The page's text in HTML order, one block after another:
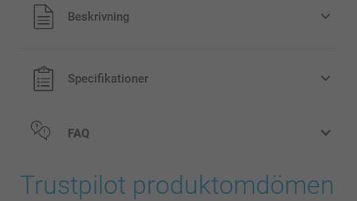
Alla priser är i svenska kronor (SEK), inklusive moms och
exklusive porto.
Beskrivning
Specifikationer
FAQ
Trustpilot produktomdömen